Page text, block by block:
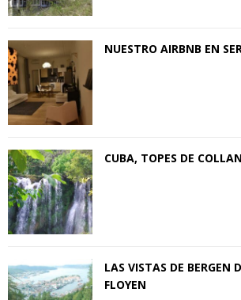
NUESTRO AIRBNB EN
CUBA, TOPES DE
LAS VISTAS DE BERGEN
FLOYEN